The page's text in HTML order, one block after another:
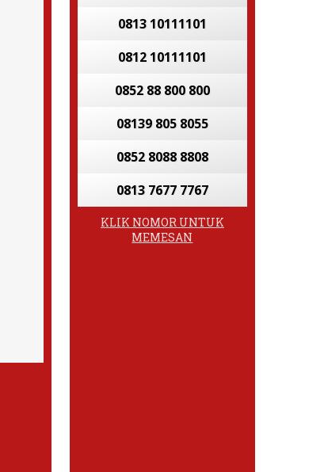
0813 10111101
0812 10111101
0852 88 800 800
08139 805 8055
0852 8088 8808
0813 7677 7767
KLIK NOMOR UNTUK
MEMESAN